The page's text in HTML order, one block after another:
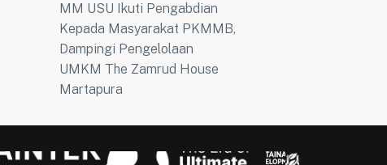
MM USU Ikuti Pengabdian
Kepada Masyarakat PKMMB,
Dampingi Pengelolaan
UMKM The Zamrud House
Martapura